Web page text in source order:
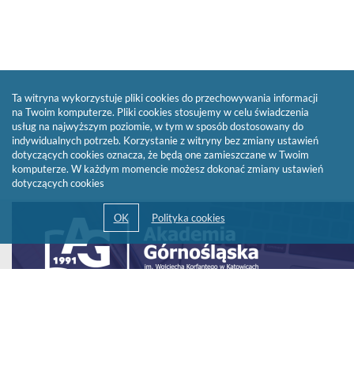
się
w
Ta witryna wykorzystuje pliki cookies do przechowywania informacji
na Twoim komputerze. Pliki cookies stosujemy w celu świadczenia
usług na najwyższym poziomie, w tym w sposób dostosowany do
indywidualnych potrzeb. Korzystanie z witryny bez zmiany ustawień
dotyczących cookies oznacza, że będą one zamieszczane w Twoim
komputerze. W każdym momencie możesz dokonać zmiany ustawień
dotyczących cookies